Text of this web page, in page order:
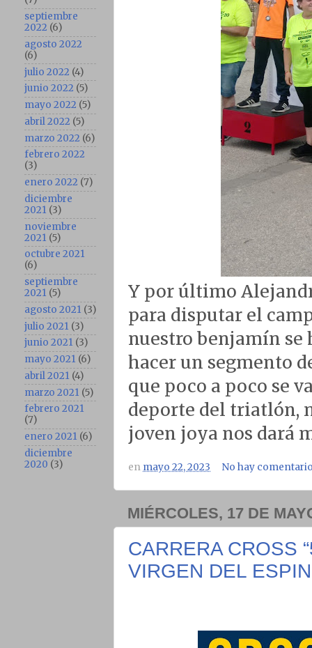
Y por último
para disputar el
nuestro benjamín se
hacer un segmento
que poco a poco se
deporte del triatlón,
joven joya nos dará
en mayo 22, 2023 No hay
MIÉRCOLES, 17 DE
CARRERA CROSS
VIRGEN DEL
septiembre
2022 (6)
agosto 2022
(6)
julio 2022 (4)
junio 2022 (5)
mayo 2022 (5)
abril 2022 (5)
marzo 2022 (6)
febrero 2022
(3)
enero 2022 (7)
diciembre
2021 (3)
noviembre
2021 (5)
octubre 2021
(6)
septiembre
2021 (5)
agosto 2021 (3)
julio 2021 (3)
junio 2021 (3)
mayo 2021 (6)
abril 2021 (4)
marzo 2021 (5)
febrero 2021
(7)
enero 2021 (6)
diciembre
2020 (3)